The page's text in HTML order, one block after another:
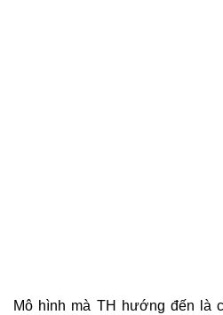
Mô hình mà TH hướng đến là